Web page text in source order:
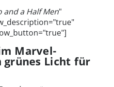
and a Half Men"
Marvel-
grünes Licht für